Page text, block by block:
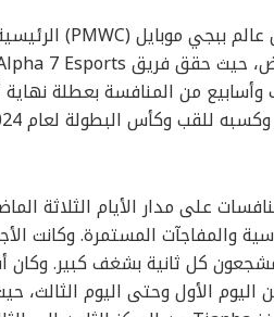
وأسابيع من المنافسة بعطلة
على مدار الأيام الثلاثة
الأرقام القياسية والمفاجآت المستمرة.
كل ثانية بشغف كبير.
الأول وحتى اليوم